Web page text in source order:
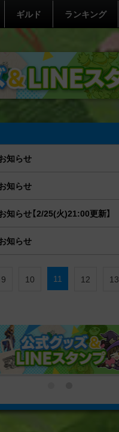
ギルド ランキング
知らせ
知らせ
らせ【2/25(火)21:00更新】
知らせ
9 10 11 12 13